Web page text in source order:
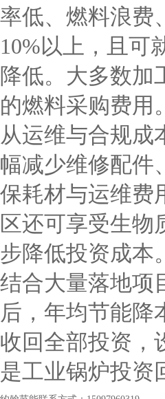
率低、燃料浪费
10%以上，且可
降低。大多数加
的燃料采购费用。
从运维与合规成
幅减少维修配件
保耗材与运维费
区还可享受生物
步降低投资成本。
结合大量落地项
后，年均节能降
收回全部投资，
是工业锅炉投资